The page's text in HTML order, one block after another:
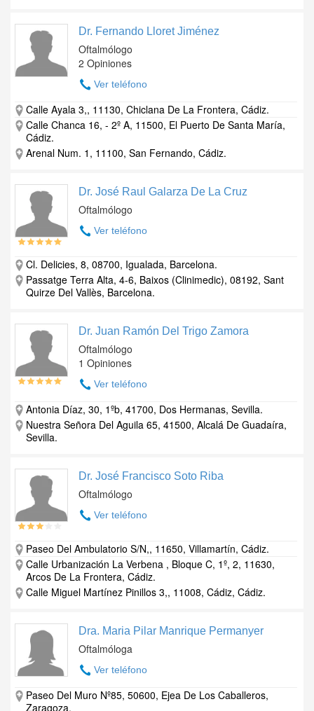
Dr. Fernando Lloret Jiménez
Oftalmólogo
2 Opiniones
Ver teléfono
Calle Ayala 3,, 11130, Chiclana De La Frontera, Cádiz.
Calle Chanca 16, - 2º A, 11500, El Puerto De Santa María,
Cádiz.
Arenal Num. 1, 11100, San Fernando, Cádiz.
Dr. José Raul Galarza De La Cruz
Oftalmólogo
Ver teléfono
Cl. Delicies, 8, 08700, Igualada, Barcelona.
Passatge Terra Alta, 4-6, Baixos (Clinimedic), 08192, Sant
Quirze Del Vallès, Barcelona.
Dr. Juan Ramón Del Trigo Zamora
Oftalmólogo
1 Opiniones
Ver teléfono
Antonia Díaz, 30, 1ºb, 41700, Dos Hermanas, Sevilla.
Nuestra Señora Del Aguila 65, 41500, Alcalá De Guadaíra,
Sevilla.
Dr. José Francisco Soto Riba
Oftalmólogo
Ver teléfono
Paseo Del Ambulatorio S/N,, 11650, Villamartín, Cádiz.
Calle Urbanización La Verbena , Bloque C, 1º, 2, 11630,
Arcos De La Frontera, Cádiz.
Calle Miguel Martínez Pinillos 3,, 11008, Cádiz, Cádiz.
Dra. Maria Pilar Manrique Permanyer
Oftalmóloga
Ver teléfono
Paseo Del Muro Nº85, 50600, Ejea De Los Caballeros,
Zaragoza.